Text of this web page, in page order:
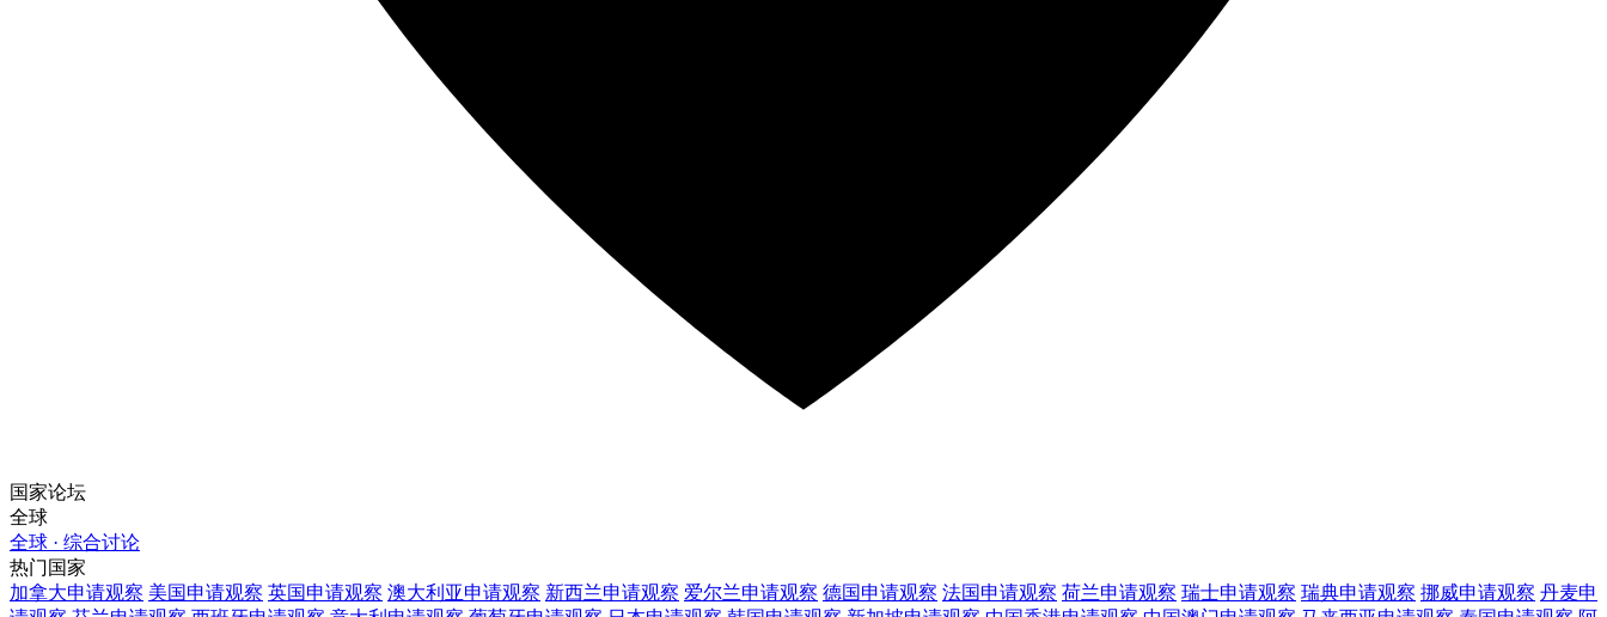
国家论坛
全球
全球 · 综合讨论
热门国家
加拿大申请观察 美国申请观察 英国申请观察 澳大利亚申请观察 新西兰申请观察 爱尔兰申请观察 德国申请观察 法国申请观察 荷兰申请观察 瑞士申请观察 瑞典申请观察 挪威申请观察 丹麦申